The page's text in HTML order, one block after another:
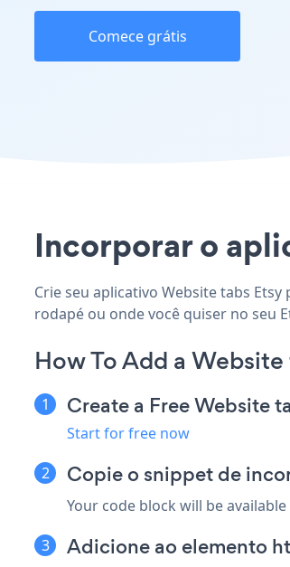
Comece grátis
Incorporar o
Crie seu aplicativo Website tabs
rodapé ou onde você quiser no seu
How To Add a
Create a Free Website
Start for free now
Copie o snippet de
Your code block will be
Adicione ao elemento